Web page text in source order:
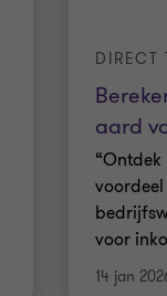
aard
DIRECT
voor
14 jan